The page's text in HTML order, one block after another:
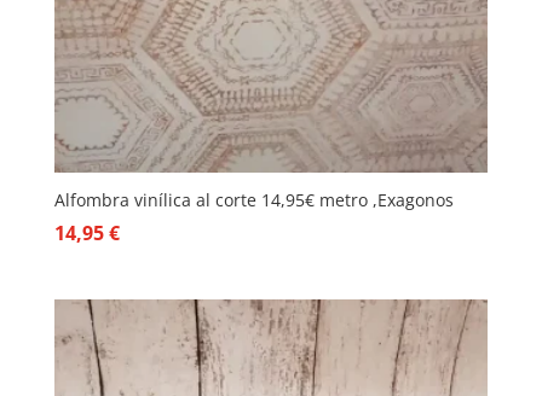
Alfombra vinílica al corte 14,95€ metro ,Exagonos
14,95€